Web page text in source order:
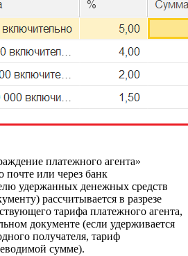
платежного агента»
почте или через банк
удержанных денежных средств
рассчитывается в разрезе
тарифа платежного агента,
документе (если удерживается
получателя, тариф
сумме).